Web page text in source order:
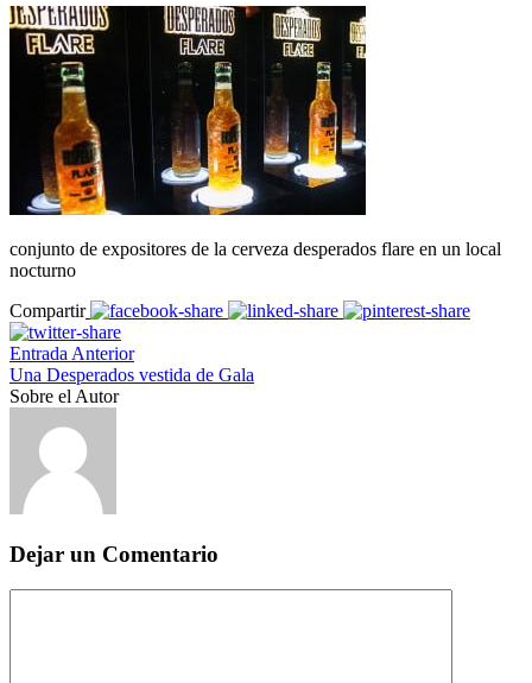
conjunto de expositores de la cerveza desperados flare en un local
nocturno
Compartir
Entrada Anterior
Una Desperados vestida de Gala
Sobre el Autor
Dejar un Comentario